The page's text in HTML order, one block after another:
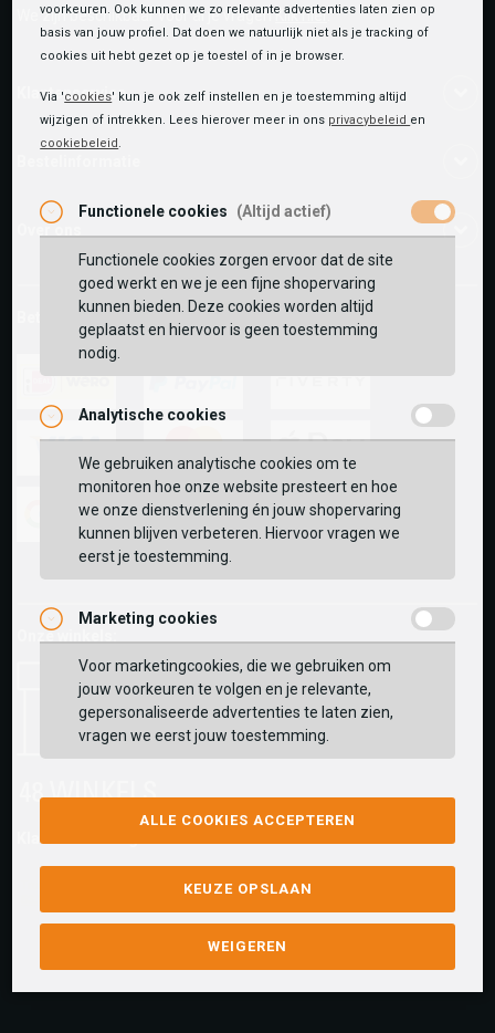
We zijn beschikbaar voor al je vragenKlik hier.
Klantenservice
Over ons
Betaalmethoden
ideal paypal
mastercard
apple-
pay
pay
fashion-
cheque
giftcard
Onze winkels:
Klantwaarderingen:
voorkeuren. Ook kunnen we zo relevante advertenties laten zien op
basis van jouw profiel. Dat doen we natuurlijk niet als je tracking of
cookies uit hebt gezet op je toestel of in je browser.
Via 'cookies' kun je ook zelf instellen en je toestemming altijd
wijzigen of intrekken. Lees hierover meer in ons privacybeleid en
cookiebeleid.
Functionele cookies (Altijd actief)
Functionele cookies zorgen ervoor dat de site
goed werkt en we je een fijne shopervaring
kunnen bieden. Deze cookies worden altijd
geplaatst en hiervoor is geen toestemming
nodig.
Analytische cookies
We gebruiken analytische cookies om te
monitoren hoe onze website presteert en hoe
we onze dienstverlening én jouw shopervaring
kunnen blijven verbeteren. Hiervoor vragen we
eerst je toestemming.
Marketing cookies
Voor marketingcookies, die we gebruiken om
jouw voorkeuren te volgen en je relevante,
gepersonaliseerde advertenties te laten zien,
vragen we eerst jouw toestemming.
ALLE COOKIES ACCEPTEREN
KEUZE OPSLAAN
WEIGEREN